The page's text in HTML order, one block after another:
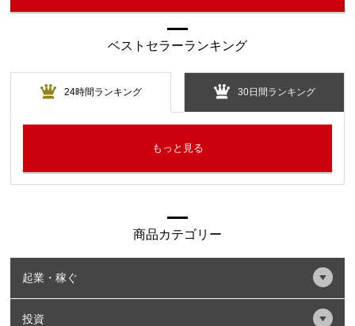
ベストセラーランキング
24時間ランキング 30日間ランキング
もっと見る
商品カテゴリー
起業・稼ぐ
投資